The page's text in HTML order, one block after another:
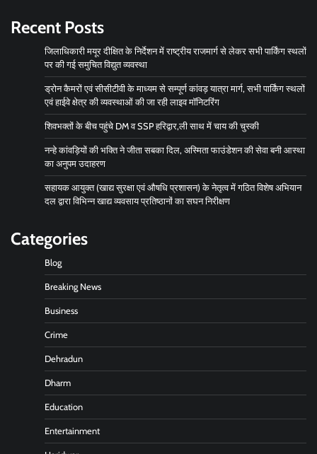
Recent Posts
जिलाधिकारी मयूर दीक्षित के निर्देशन में राष्ट्रीय राजमार्ग से लेकर सभी पार्किंग स्थलों
पर की गई समुचित विद्युत व्यवस्था
ड्रोन कैमरों एवं सीसीटीवी के माध्यम से सम्पूर्ण कांवड़ यात्रा मार्ग, सभी पार्किंग स्थलों
एवं हाईवे क्षेत्र की व्यवस्थाओं की जा रही लाइव मॉनिटरिंग
शिवभक्तों के बीच पहुंचे DM व SSP हरिद्वार,ली साथ में चाय की चुस्की
नन्हे कांवड़ियों की भक्ति ने जीता सबका दिल, अस्मिता फाउंडेशन की सेवा बनी आस्था
का अनुपम उदाहरण
सहायक आयुक्त (खाद्य सुरक्षा एवं औषधि प्रशासन) के नेतृत्व में गठित विशेष अभियान
दल द्वारा विभिन्न खाद्य व्यवसाय प्रतिष्ठानों का सघन निरीक्षण
Categories
Blog
Breaking News
Business
Crime
Dehradun
Dharm
Education
Entertainment